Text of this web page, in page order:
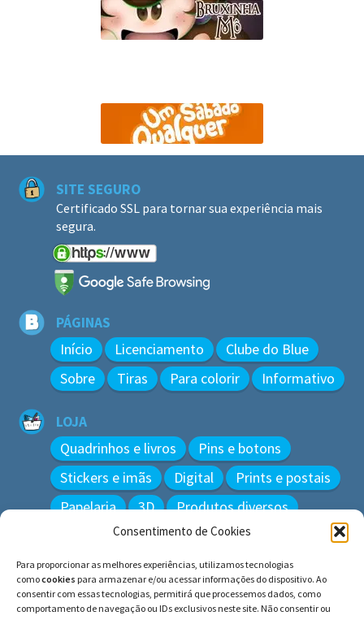
Consentimento de Cookies
Para proporcionar as melhores experiências, utilizamos tecnologias
comocookies para armazenar e/ou acessar informações do dispositivo. Ao
consentir com essas tecnologias, permitirá que processemos dados, como
comportamento de navegação ou IDs exclusivos neste site. Não consentir ou
SITE SEGURO
Certificado SSL para tornar sua experiência mais
segura.
PÁGINAS
Início Licenciamento
Clube do Blue
Sobre
Tiras Para colorir Informativo
LOJA
Quadrinhos e livros
Pins e botons
Stickers e imãs
Digital
Prints e postais
Papelaria
3D Produtos diversos
Pesquisar
por: